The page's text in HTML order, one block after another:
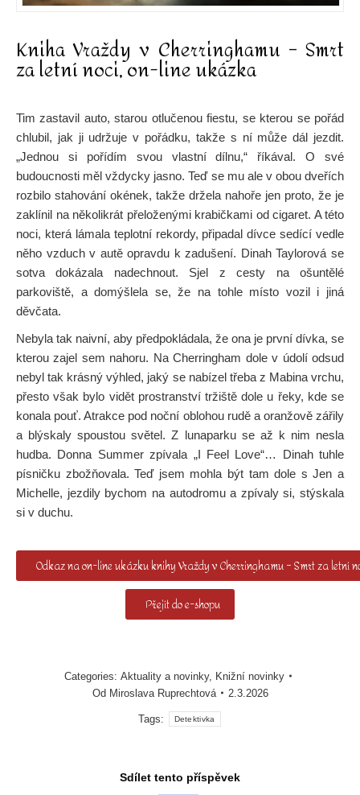
Kniha Vraždy v Cherringhamu – Smrt
za letní noci, on-line ukázka
Tim zastavil auto, starou otlučenou fiestu, se kterou se pořád
chlubil, jak ji udržuje v pořádku, takže s ní může dál jezdit.
„Jednou si pořídím svou vlastní dílnu,“ říkával. O své
budoucnosti měl vždycky jasno. Teď se mu ale v obou dveřích
rozbilo stahování okének, takže držela nahoře jen proto, že je
zaklínil na několikrát přeloženými krabičkami od cigaret. A této
noci, která lámala teplotní rekordy, připadal dívce sedící vedle
něho vzduch v autě opravdu k zadušení. Dinah Taylorová se
sotva dokázala nadechnout. Sjel z cesty na ošuntělé
parkoviště, a domýšlela se, že na tohle místo vozil i jiná
děvčata.
Nebyla tak naivní, aby předpokládala, že ona je první dívka, se
kterou zajel sem nahoru. Na Cherringham dole v údolí odsud
nebyl tak krásný výhled, jaký se nabízel třeba z Mabina vrchu,
přesto však bylo vidět prostranství tržiště dole u řeky, kde se
konala pouť. Atrakce pod noční oblohou rudě a oranžově zářily
a blýskaly spoustou světel. Z lunaparku se až k nim nesla
hudba. Donna Summer zpívala „I Feel Love“… Dinah tuhle
písničku zbožňovala. Teď jsem mohla být tam dole s Jen a
Michelle, jezdily bychom na autodromu a zpívaly si, stýskala
si v duchu.
Odkaz na on-line ukázku knihy Vraždy v Cherringhamu – Smrt za letní
Přejít do e-shopu
Categories: Aktuality a novinky, Knižní novinky
Od Miroslava Ruprechtová 2.3.2026
Tags: Detektivka
Sdílet tento příspěvek